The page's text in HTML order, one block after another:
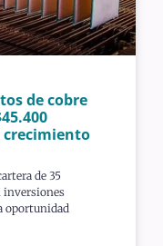
de cobre
de 35
inversiones
oportunidad